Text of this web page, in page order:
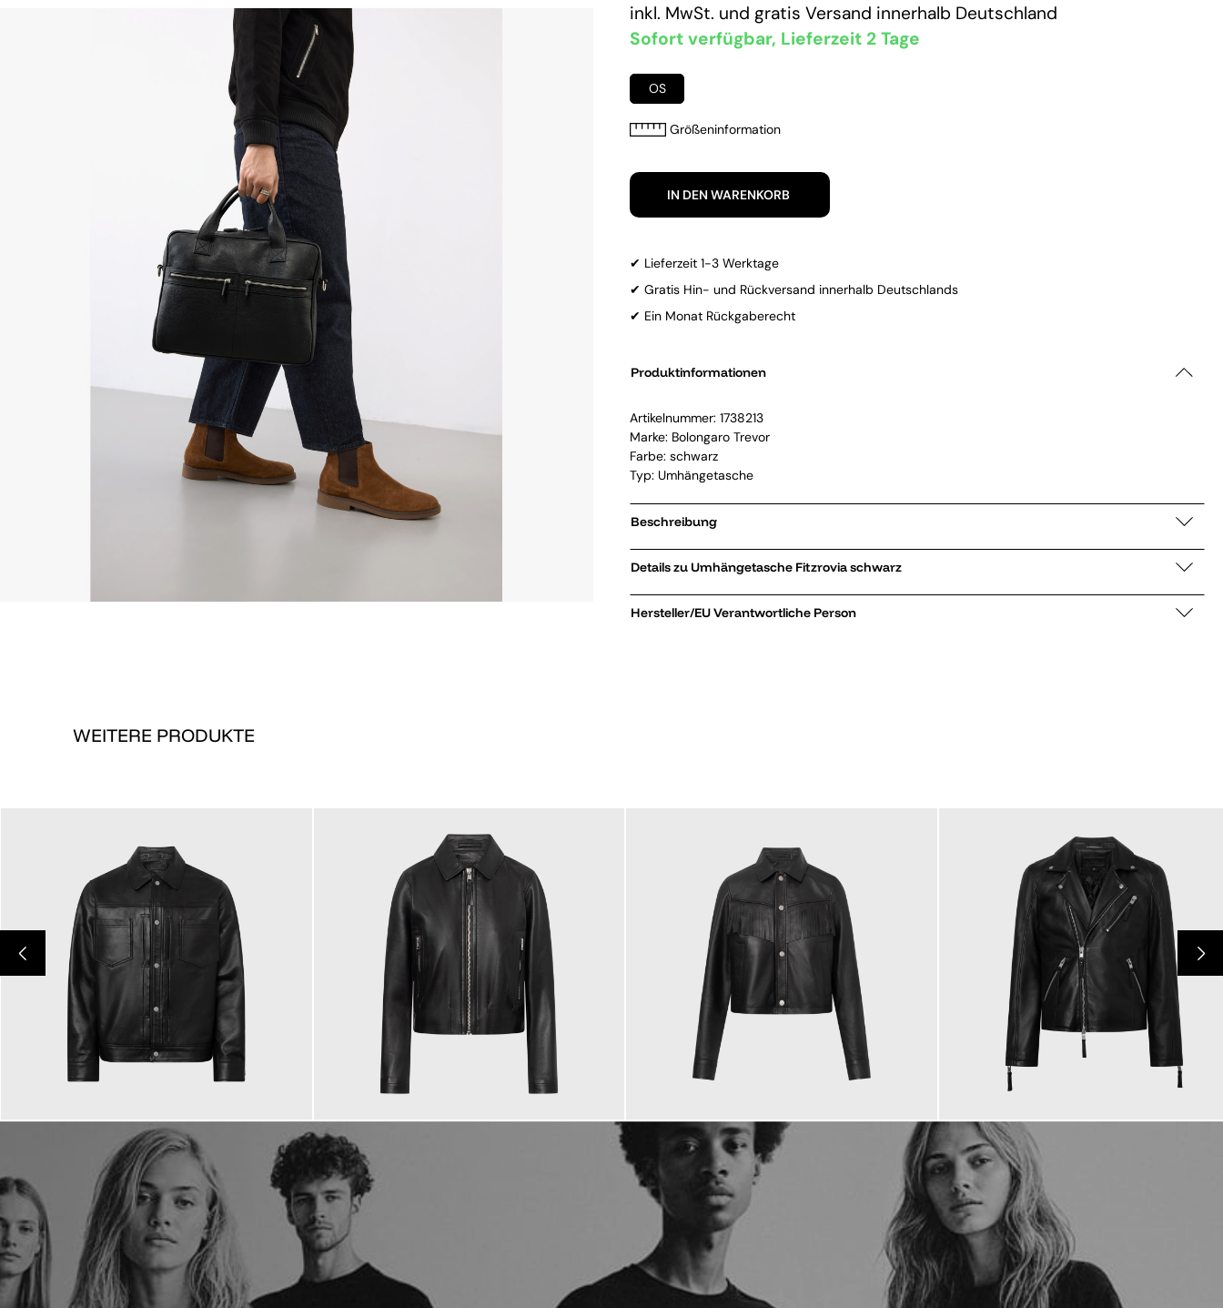
inkl. MwSt. und gratis Versand innerhalb Deutschland
Sofort verfügbar, Lieferzeit 2 Tage
OS
Größeninformation
IN DEN WARENKORB
✔ Lieferzeit 1-3 Werktage
✔ Gratis Hin- und Rückversand innerhalb Deutschlands
✔ Ein Monat Rückgaberecht
Produktinformationen
Artikelnummer: 1738213
Marke: Bolongaro Trevor
Farbe: schwarz
Typ: Umhängetasche
Beschreibung
Details zu Umhängetasche Fitzrovia schwarz
Hersteller/EU Verantwortliche Person
WEITERE PRODUKTE
220,00 € 225,00 €